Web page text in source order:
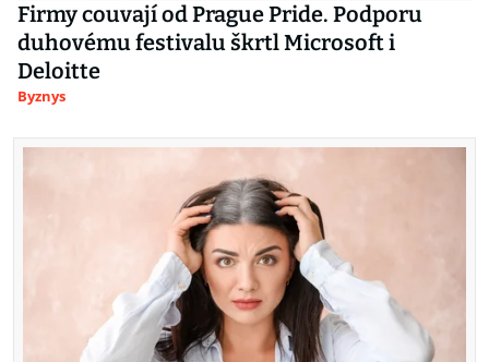
Firmy couvají od Prague Pride. Podporu
duhovému festivalu škrtl Microsoft i
Deloitte
Byznys